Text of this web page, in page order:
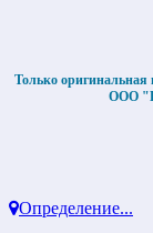
Только оригинальная
ООО
Определение...